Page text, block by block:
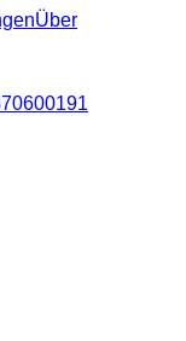
Über